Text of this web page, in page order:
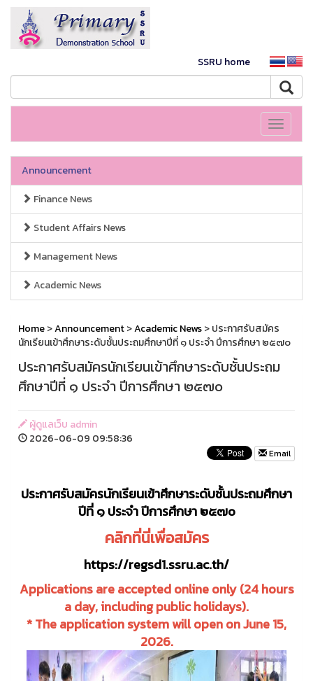
SSRU home
Toggle
Announcement
Finance News
Student Affairs News
Management News
Academic News
Home>Announcement>Academic News> ประกาศรับสมัคร
นักเรียนเข้าศึกษาระดับชั้นประถมศึกษาปีที่ ๑ ประจำ ปีการศึกษา ๒๕๗๐
ประกาศรับสมัครนักเรียนเข้าศึกษาระดับชั้นประถม
ศึกษาปีที่ ๑ ประจำ ปีการศึกษา ๒๕๗๐
ผู้ดูแลเว็บ admin
2026-06-09 09:58:36
Email
ประกาศรับสมัครนักเรียนเข้าศึกษาระดับชั้นประถมศึกษา
ปีที่ ๑ ประจำ ปีการศึกษา ๒๕๗๐
คลิกที่นี่เพื่อสมัคร
https://regsd1.ssru.ac.th/
Applications are accepted online only (24 hours
a day, including public holidays).
* The application system will open on June 15,
2026.